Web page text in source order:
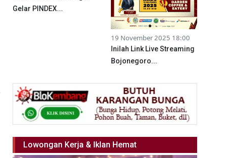
Gelar PINDEX...
19 November 2025 18:00
Inilah Link Live Streaming
Bojonegoro...
Lowongan Kerja & Iklan Hemat